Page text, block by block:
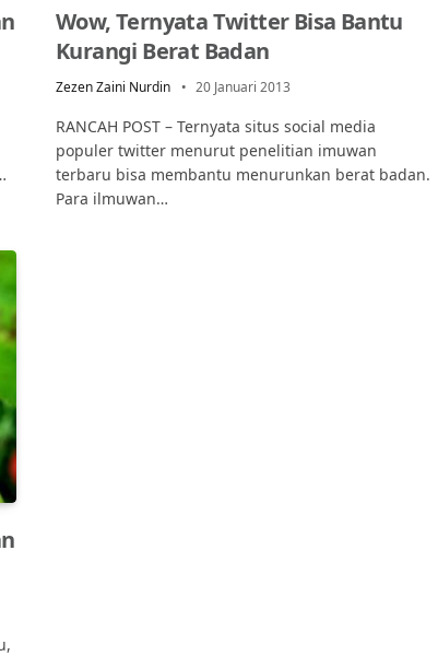
Wow, Ternyata Twitter Bisa Bantu
Kurangi Berat Badan
Zezen Zaini Nurdin 20 Januari 2013
RANCAH POST – Ternyata situs social media
populer twitter menurut penelitian imuwan
terbaru bisa membantu menurunkan berat badan.
Para ilmuwan…